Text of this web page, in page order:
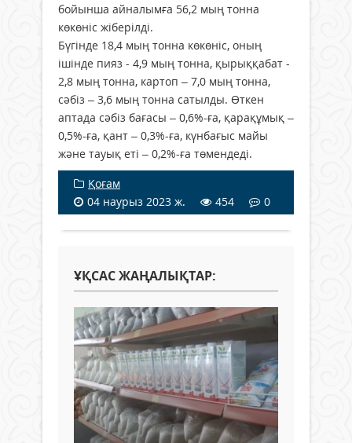
бойынша айналымға 56,2 мың тонна
көкөніс жіберілді.
Бүгінде 18,4 мың тонна көкөніс, оның
ішінде пияз - 4,9 мың тонна, қырыққабат -
2,8 мың тонна, картоп – 7,0 мың тонна,
сәбіз – 3,6 мың тонна сатылды. Өткен
аптада сәбіз бағасы – 0,6%-ға, қарақұмық –
0,5%-ға, қант – 0,3%-ға, күнбағыс майы
және тауық еті – 0,2%-ға төмендеді.
Қоғам
04 наурыз 2023 ж.
454 0
ҰҚСАС ЖАҢАЛЫҚТАР: